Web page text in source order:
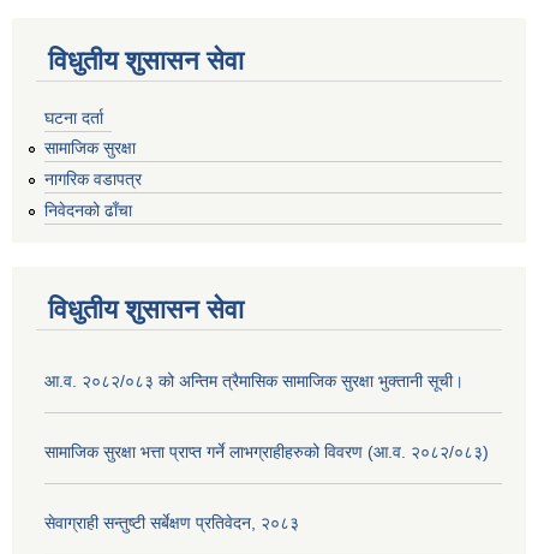
विधुतीय शुसासन सेवा
घटना दर्ता
सामाजिक सुरक्षा
नागरिक वडापत्र
निवेदनको ढाँचा
विधुतीय शुसासन सेवा
आ.व. २०८२/०८३ को अन्तिम त्रैमासिक सामाजिक सुरक्षा भुक्तानी सूची।
सामाजिक सुरक्षा भत्ता प्राप्त गर्ने लाभग्राहीहरुको विवरण (आ.व. २०८२/०८३)
सेवाग्राही सन्तुष्टी सर्बेक्षण प्रतिवेदन, २०८३